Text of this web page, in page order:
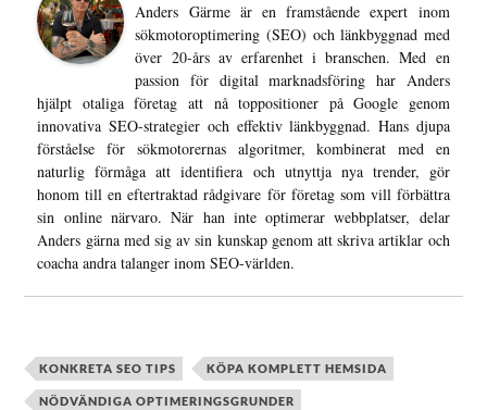
Anders Gärme är en framstående expert inom
sökmotoroptimering (SEO) och länkbyggnad med
över 20-års av erfarenhet i branschen. Med en
passion för digital marknadsföring har Anders
hjälpt otaliga företag att nå toppositioner på Google genom
innovativa SEO-strategier och effektiv länkbyggnad. Hans djupa
förståelse för sökmotorernas algoritmer, kombinerat med en
naturlig förmåga att identifiera och utnyttja nya trender, gör
honom till en eftertraktad rådgivare för företag som vill förbättra
sin online närvaro. När han inte optimerar webbplatser, delar
Anders gärna med sig av sin kunskap genom att skriva artiklar och
coacha andra talanger inom SEO-världen.
KONKRETA SEO TIPS KÖPA KOMPLETT HEMSIDA
NÖDVÄNDIGA OPTIMERINGSGRUNDER